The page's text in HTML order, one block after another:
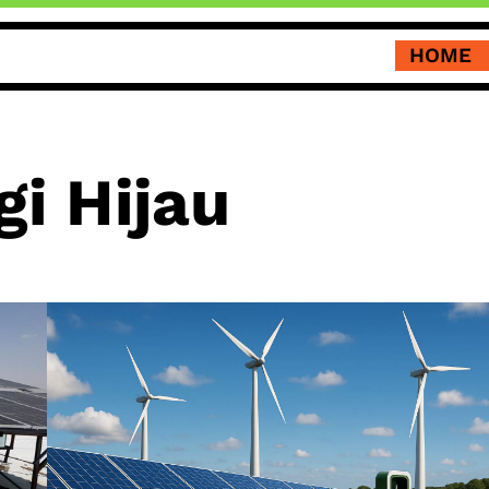
HOME
Hijau